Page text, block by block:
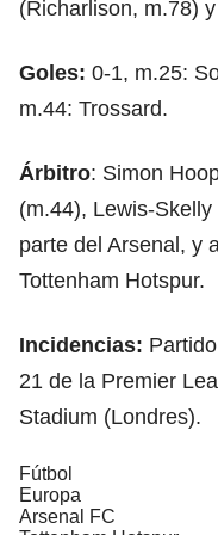
(Richarlison, m.78)
Goles: 0-1, m.25:
m.44: Trossard.
Árbitro: Simon
(m.44), Lewis-
parte del Arsenal, y
Tottenham Hotspur.
Incidencias:
21 de la Premier
Stadium (Londres).
Fútbol
Europa
Arsenal FC